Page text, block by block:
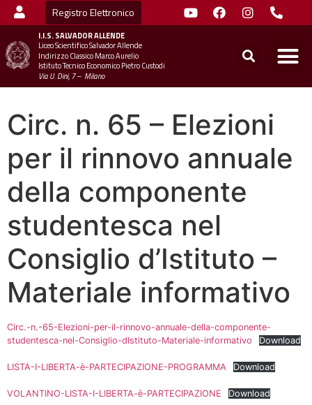
Registro Elettronico
I.I.S.SALVADOR ALLENDE
Liceo Scientifico Salvador Allende
Indirizzo Classico Marco Aurelio
Istituto Tecnico Economico Pietro Custodi
Via U. Dini, 7 – Milano
Circ. n. 65 – Elezioni
per il rinnovo annuale
della componente
studentesca nel
Consiglio d’Istituto –
Materiale informativo
Circ.-n.-65-Elezioni-per-il-rinnovo-annuale-della-componente-
studentesca-nel-Consiglio-dIstituto-Materiale-informativo
Download
LISTA-I-LIBERTA-è-PARTECIPAZIONE-PROGRAMMA Download
VOLANTINO-LISTA-I-LIBERTA-è-PARTECIPAZIONE Download